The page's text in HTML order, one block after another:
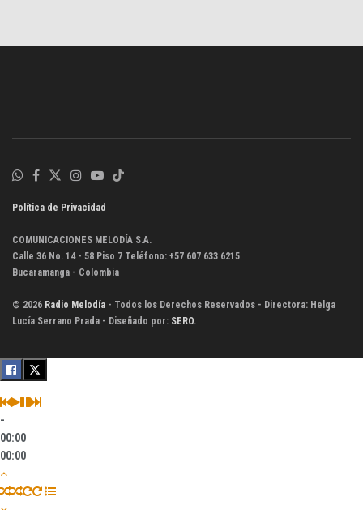
Política de Privacidad
COMUNICACIONES MELODÍA S.A.
Calle 36 No. 14 - 58 Piso 7 Teléfono: +57 607 633 6215
Bucaramanga - Colombia
© 2026 Radio Melodía - Todos los Derechos Reservados - Directora: Helga
Lucía Serrano Prada - Diseñado por: SERO.
-
00:00
00:00